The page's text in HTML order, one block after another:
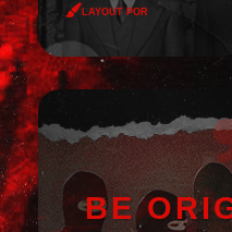
Layout por
BE